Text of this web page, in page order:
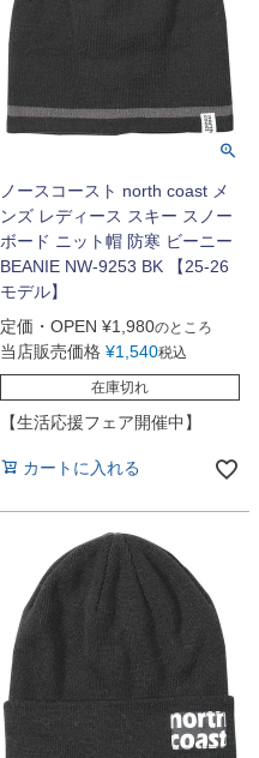
ノースコースト north coast メ
ンズ レディース スキー スノー
ボード ニット帽 防寒 ビーニー
BEANIE NW-9253 BK 【25-26
モデル】
定価・OPEN ¥1,980のところ
当店販売価格 ¥1,540税込
在庫切れ
【生活応援フェア開催中】
カートに入れる